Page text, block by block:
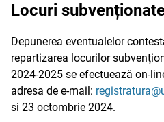
Locuri
Depunerea eventualelor
repartizarea locurilor
2024-2025 se efectuează on-
adresa de e-mail:
si 23 octombrie 2024.